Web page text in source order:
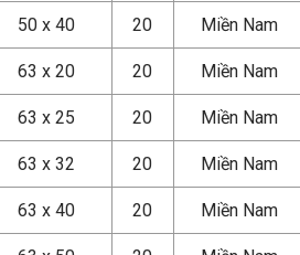
50 x 40 20 Miền Nam
63 x 20 20 Miền Nam
63 x 25 20 Miền Nam
63 x 32 20 Miền Nam
63 x 40 20 Miền Nam